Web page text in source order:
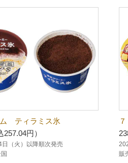
ム ティラミス氷
円）
（火）以降順次発売
販